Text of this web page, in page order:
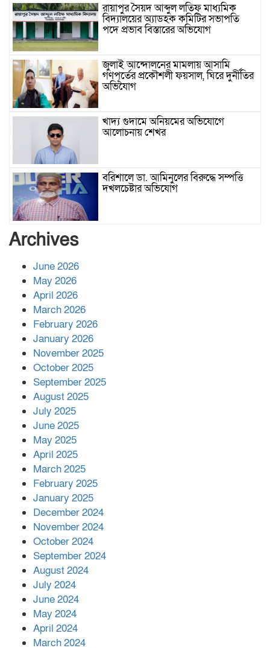
রায়াপুর সৈয়দ আব্দুল লতিফ মাধ্যমিক
বিদ্যালয়ের অ্যাডহক কমিটির সভাপতি
পদে প্রভাব বিস্তারের অভিযোগ
জুলাই আন্দোলনের মামলায় আসামি
গণপূর্তের প্রকৌশলী ফয়সাল, ঘিরে দুর্নীতির
অভিযোগ
খাদ্য গুদামে অনিয়মের অভিযোগে
আলোচনায় শেখর
বরিশালে ডা. আমিনুলের বিরুদ্ধে সম্পত্তি
দখলচেষ্টার অভিযোগ
নলছিটিতে শ্রমিকদলের অবৈধ কমিটি
প্রকাশের অভিযোগ
আহত ৪০
Archives
June 2026
May 2026
April 2026
March 2026
February 2026
January 2026
November 2025
October 2025
September 2025
August 2025
July 2025
June 2025
May 2025
April 2025
March 2025
February 2025
January 2025
December 2024
November 2024
October 2024
September 2024
August 2024
July 2024
June 2024
May 2024
April 2024
March 2024